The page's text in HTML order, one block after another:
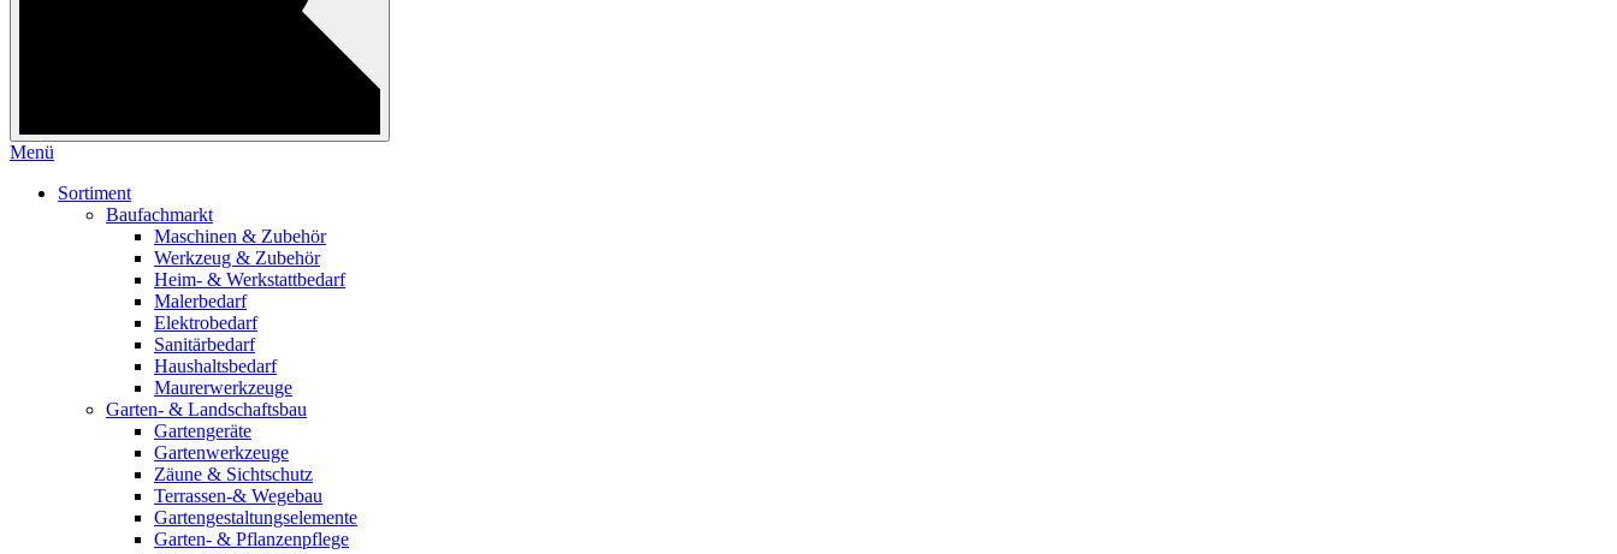
Menü
Sortiment
Baufachmarkt
Maschinen & Zubehör
Werkzeug & Zubehör
Heim- & Werkstattbedarf
Malerbedarf
Elektrobedarf
Sanitärbedarf
Haushaltsbedarf
Maurerwerkzeuge
Garten- & Landschaftsbau
Gartengeräte
Gartenwerkzeuge
Zäune & Sichtschutz
Terrassen-& Wegebau
Gartengestaltungselemente
Garten- & Pflanzenpflege